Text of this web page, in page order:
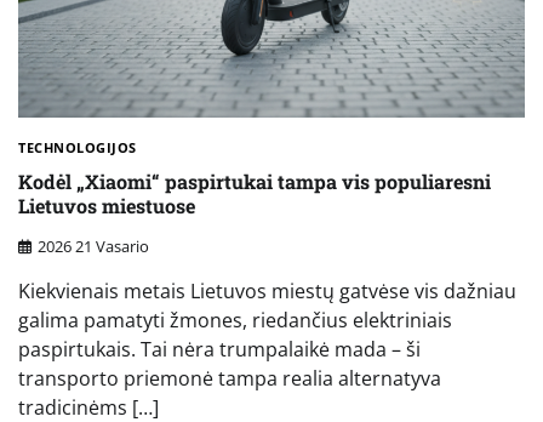
TECHNOLOGIJOS
Kodėl „Xiaomi“ paspirtukai tampa vis populiaresni
Lietuvos miestuose
2026 21 Vasario
Kiekvienais metais Lietuvos miestų gatvėse vis dažniau
galima pamatyti žmones, riedančius elektriniais
paspirtukais. Tai nėra trumpalaikė mada – ši
transporto priemonė tampa realia alternatyva
tradicinėms […]